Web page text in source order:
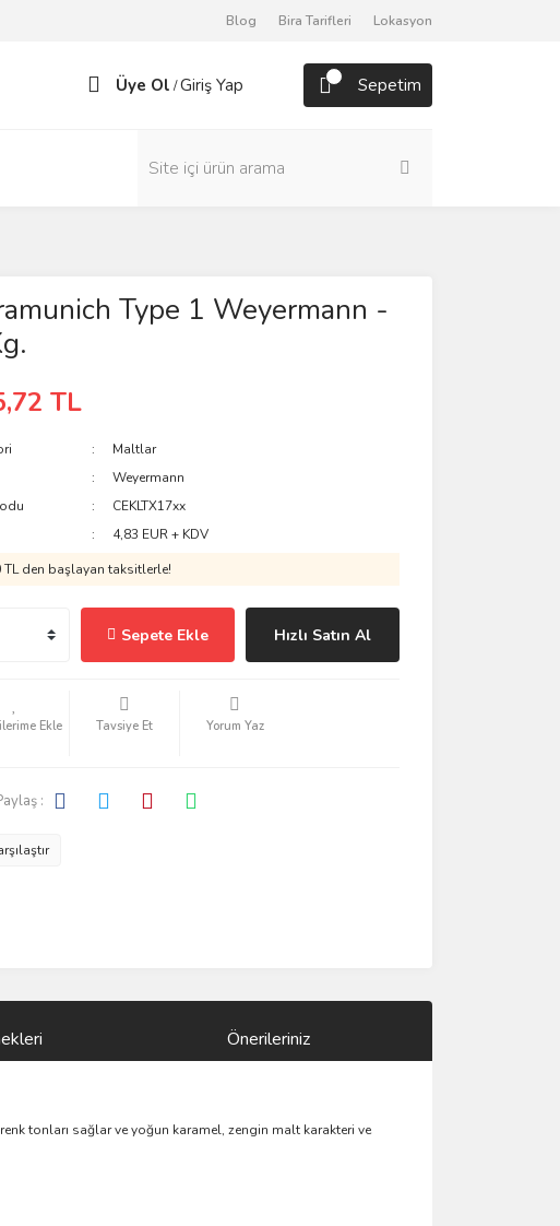
Blog Bira Tarifleri Lokasyon
Üye Ol /Giriş Yap Sepetim
Type 1 Weyermann -
TL
Maltlar
Weyermann
CEKLTX17xx
4,83 EUR + KDV
TL den başlayan taksitlerle!
Sepete Ekle Hızlı Satın Al
Tavsiye Et Yorum Yaz
:
Önerileriniz
tonları sağlar ve yoğun karamel, zengin malt karakteri ve